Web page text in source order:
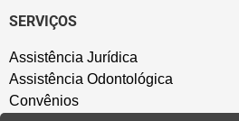
SERVIÇOS
Assistência Jurídica
Assistência Odontológica
Convênios